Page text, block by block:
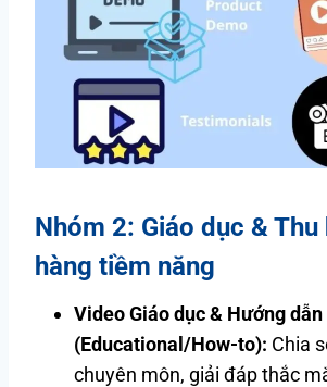
Nhóm 2: Giáo dục &
hàng tiềm năng
Video Giáo dục & Hướng dẫn
(Educational/How-to): Chia
chuyên môn, giải đáp thắc